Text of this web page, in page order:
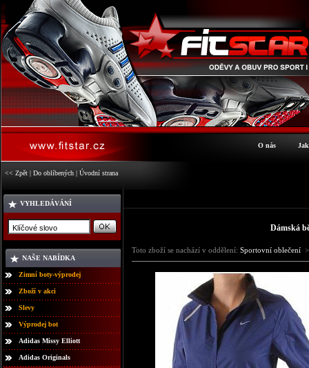
O nás
<< Zpět | Do oblíbených | Úvodní strana
VYHLEDÁVÁNÍ
NAŠE NABÍDKA
Zimní boty-výprodej
Zboží v akci
Slevy
Výprodej bot
Adidas Missy Elliott
Adidas Originals
Dámská
Toto zboží se nachází v oddělení: Sportovní oblečení